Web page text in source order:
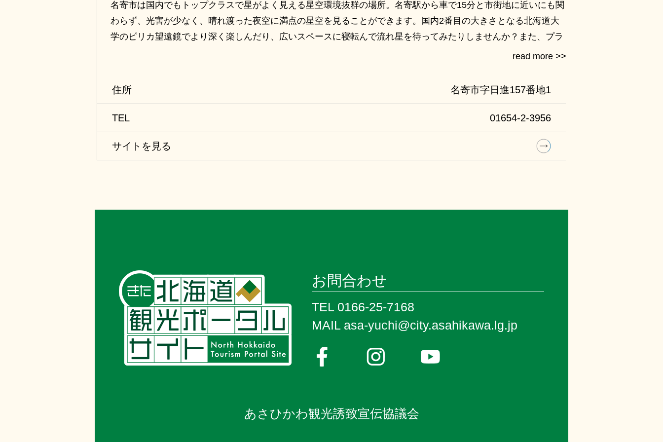
名寄市は国内でもトップクラスで星がよく見える星空環境抜群の場所。名寄駅から車で15分と市街地に近いにも関
わらず、光害が少なく、晴れ渡った夜空に満点の星空を見ることができます。国内2番目の大きさとなる北海道大
学のピリカ望遠鏡でより深く楽しんだり、広いスペースに寝転んで流れ星を待ってみたりしませんか？また、プラ
※毎週月、月の最終火は休館
住所 名寄市字日進157番地1
TEL 01654-2-3956
サイトを見る
お問合わせ
TEL 0166-25-7168
MAIL asa-yuchi@city.asahikawa.lg.jp
あさひかわ観光誘致宣伝協議会